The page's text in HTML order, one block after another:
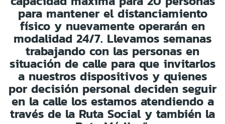
para mantener el distanciamiento
físico y nuevamente operarán en
modalidad 24/7. Llevamos semanas
trabajando con las personas en
situación de calle para que invitarlos
a nuestros dispositivos y quienes
por decisión personal deciden seguir
en la calle los estamos atendiendo a
través de la Ruta Social y también la